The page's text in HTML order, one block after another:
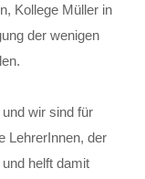
Kollege Müller in
der wenigen
wir sind für
LehrerInnen, der
helft damit